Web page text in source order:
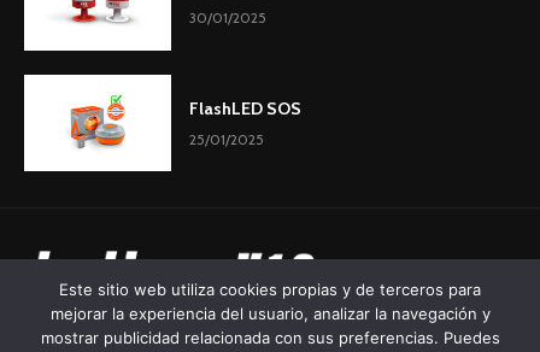
30/01/2025
FlashLED SOS
25/01/2025
Este sitio web utiliza cookies propias y de terceros para
mejorar la experiencia del usuario, analizar la navegación y
mostrar publicidad relacionada con sus preferencias. Puedes